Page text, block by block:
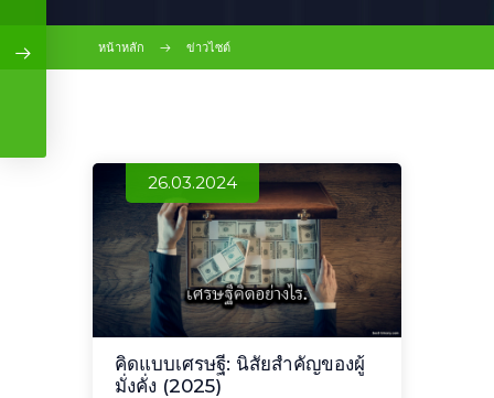
หน้าหลัก ข่าวไซต์
26.03.2024
คิดแบบเศรษฐี: นิสัยสำคัญของผู้
มั่งคั่ง (2025)